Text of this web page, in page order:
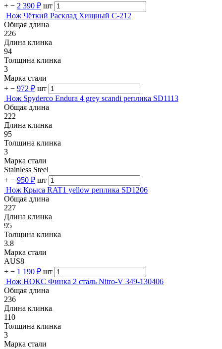
+ − 2 390 ₽ шт
Нож Чёткий Расклад Хищный C-212
Общая длина
226
Длина клинка
94
Толщина клинка
3
Марка стали
+ − 972 ₽ шт
Нож Spyderco Endura 4 grey scandi реплика SD1113
Общая длина
222
Длина клинка
95
Толщина клинка
3
Марка стали
Stainless Steel
+ − 950 ₽ шт
Нож Крыса RAT1 yellow реплика SD1206
Общая длина
227
Длина клинка
95
Толщина клинка
3.8
Марка стали
AUS8
+ − 1 190 ₽ шт
Нож НОКС Финка 2 сталь Nitro-V 349-130406
Общая длина
236
Длина клинка
110
Толщина клинка
3
Марка стали